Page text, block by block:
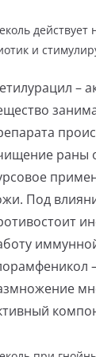
действует
и
–
раны
Под